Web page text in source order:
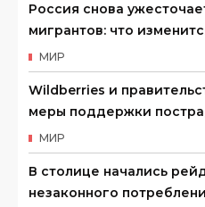
Россия снова
мигрантов: что
МИР
Wildberries и
меры поддержки
МИР
В столице начались
незаконного